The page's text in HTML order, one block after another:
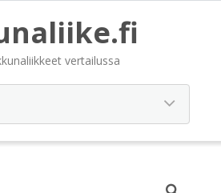
vertailussa